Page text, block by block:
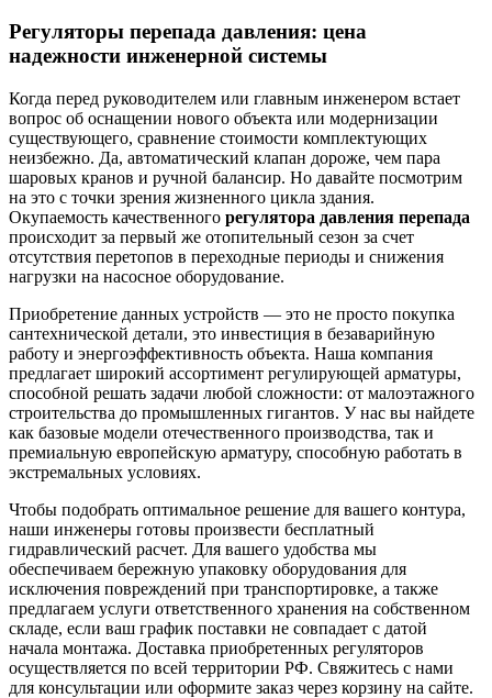
Регуляторы перепада давления: цена
надежности инженерной системы
Когда перед руководителем или главным инженером встает
вопрос об оснащении нового объекта или модернизации
существующего, сравнение стоимости комплектующих
неизбежно. Да, автоматический клапан дороже, чем пара
шаровых кранов и ручной балансир. Но давайте посмотрим
на это с точки зрения жизненного цикла здания.
Окупаемость качественного регулятора давления перепада
происходит за первый же отопительный сезон за счет
отсутствия перетопов в переходные периоды и снижения
нагрузки на насосное оборудование.
Приобретение данных устройств — это не просто покупка
сантехнической детали, это инвестиция в безаварийную
работу и энергоэффективность объекта. Наша компания
предлагает широкий ассортимент регулирующей арматуры,
способной решать задачи любой сложности: от малоэтажного
строительства до промышленных гигантов. У нас вы найдете
как базовые модели отечественного производства, так и
премиальную европейскую арматуру, способную работать в
экстремальных условиях.
Чтобы подобрать оптимальное решение для вашего контура,
наши инженеры готовы произвести бесплатный
гидравлический расчет. Для вашего удобства мы
обеспечиваем бережную упаковку оборудования для
исключения повреждений при транспортировке, а также
предлагаем услуги ответственного хранения на собственном
складе, если ваш график поставки не совпадает с датой
начала монтажа. Доставка приобретенных регуляторов
осуществляется по всей территории РФ. Свяжитесь с нами
для консультации или оформите заказ через корзину на сайте.